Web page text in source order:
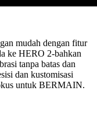
mudah dengan fitur
ke HERO 2-bahkan
tanpa batas dan
dan kustomisasi
untuk BERMAIN.